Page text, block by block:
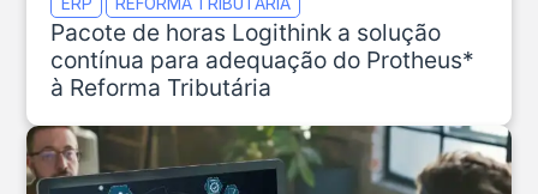
Pacote de horas Logithink a solução
contínua para adequação do Protheus*
à Reforma Tributária